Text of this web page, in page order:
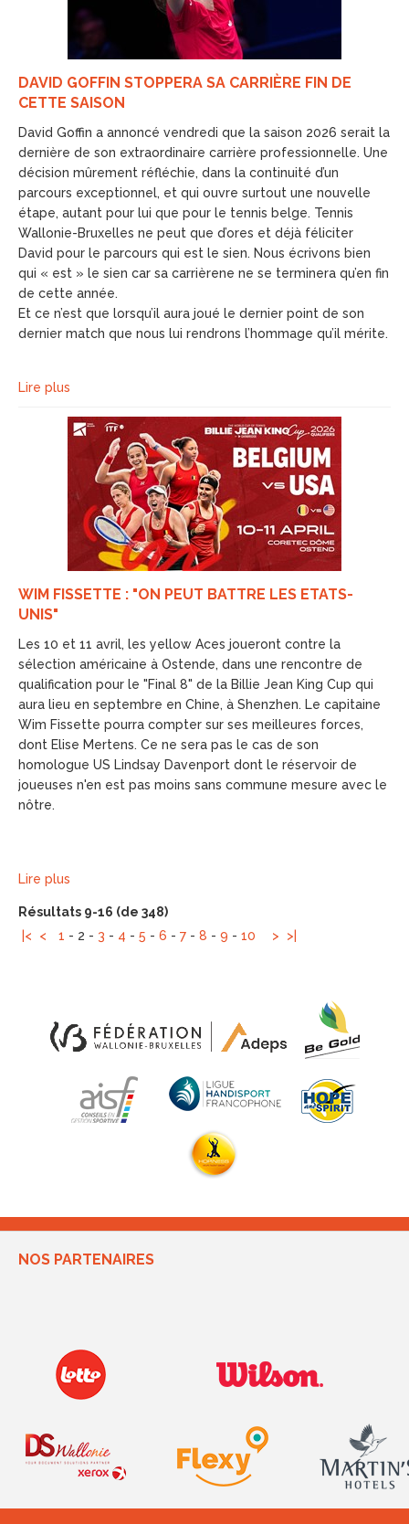
DAVID GOFFIN STOPPERA SA CARRIÈRE FIN DE
CETTE SAISON
David Goffin a annoncé vendredi que la saison 2026 serait la
dernière de son extraordinaire carrière professionnelle. Une
décision mûrement réfléchie, dans la continuité d’un
parcours exceptionnel, et qui ouvre surtout une nouvelle
étape, autant pour lui que pour le tennis belge. Tennis
Wallonie-Bruxelles ne peut que d’ores et déjà féliciter
David pour le parcours qui est le sien. Nous écrivons bien
qui « est » le sien car sa carrièrene ne se terminera qu’en fin
de cette année.
Et ce n’est que lorsqu’il aura joué le dernier point de son
dernier match que nous lui rendrons l’hommage qu’il mérite.
Lire plus
WIM FISSETTE : "ON PEUT BATTRE LES ETATS-
UNIS"
Les 10 et 11 avril, les yellow Aces joueront contre la
sélection américaine à Ostende, dans une rencontre de
qualification pour le "Final 8" de la Billie Jean King Cup qui
aura lieu en septembre en Chine, à Shenzhen. Le capitaine
Wim Fissette pourra compter sur ses meilleures forces,
dont Elise Mertens. Ce ne sera pas le cas de son
homologue US Lindsay Davenport dont le réservoir de
joueuses n'en est pas moins sans commune mesure avec le
nôtre.
Lire plus
Résultats 9-16 (de 348)
|<
< 1 - 2 - 3 - 4 - 5 - 6 - 7 - 8 - 9 - 10 > >|
NOS PARTENAIRES